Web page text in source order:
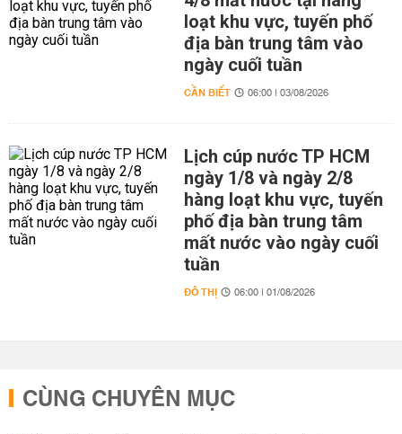
loạt khu vực, tuyến phố
địa bàn trung tâm vào
ngày cuối tuần
CẦN BIẾT 06:00 | 03/08/2026
Lịch cúp nước TP HCM
ngày 1/8 và ngày 2/8
hàng loạt khu vực, tuyến
phố địa bàn trung tâm
mất nước vào ngày cuối
tuần
ĐÔ THỊ 06:00 | 01/08/2026
CÙNG CHUYÊN MỤC